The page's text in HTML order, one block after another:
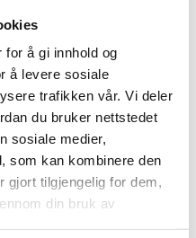
å gi innhold og
å levere sosiale
trafikken vår. Vi deler
du bruker nettstedet
sosiale medier,
som kan kombinere den
gjort tilgjengelig for dem,
din bruk avNext article